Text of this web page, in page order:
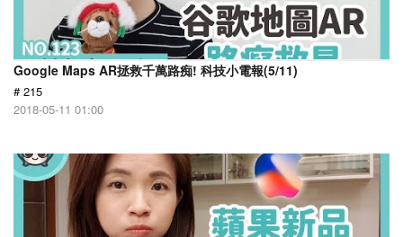
Google Maps AR拯救千萬路痴! 科技小電報(5/11)
# 215
2018-05-11 01:00